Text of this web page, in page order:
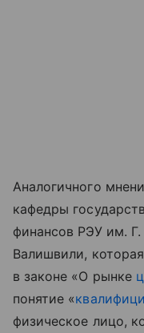
Аналогичного
кафедры
финансов РЭУ им.
Валишвили,
в законе «О рынке
понятие «
физическое лицо,